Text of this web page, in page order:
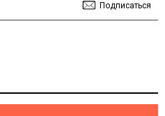
Подписаться